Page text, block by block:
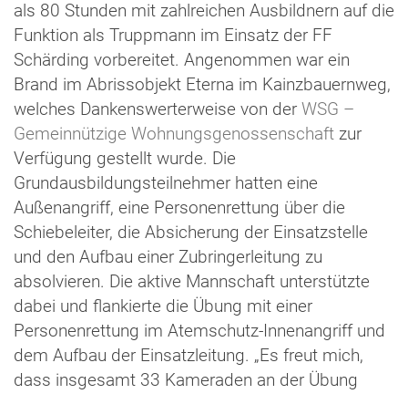
als 80 Stunden mit zahlreichen Ausbildnern auf die
Funktion als Truppmann im Einsatz der FF
Schärding vorbereitet. Angenommen war ein
Brand im Abrissobjekt Eterna im Kainzbauernweg,
welches Dankenswerterweise von der WSG –
Gemeinnützige Wohnungsgenossenschaft zur
Verfügung gestellt wurde. Die
Grundausbildungsteilnehmer hatten eine
Außenangriff, eine Personenrettung über die
Schiebeleiter, die Absicherung der Einsatzstelle
und den Aufbau einer Zubringerleitung zu
absolvieren. Die aktive Mannschaft unterstützte
dabei und flankierte die Übung mit einer
Personenrettung im Atemschutz-Innenangriff und
dem Aufbau der Einsatzleitung. „Es freut mich,
dass insgesamt 33 Kameraden an der Übung